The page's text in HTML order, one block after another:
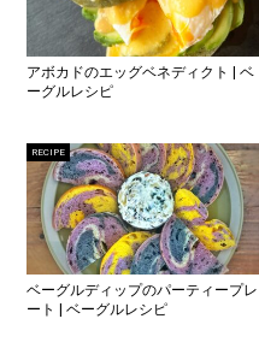
アボカドのエッグベネディクト | ベ
ーグルレシピ
ベーグルディップのパーティープレ
ート | ベーグルレシピ
RECIPE